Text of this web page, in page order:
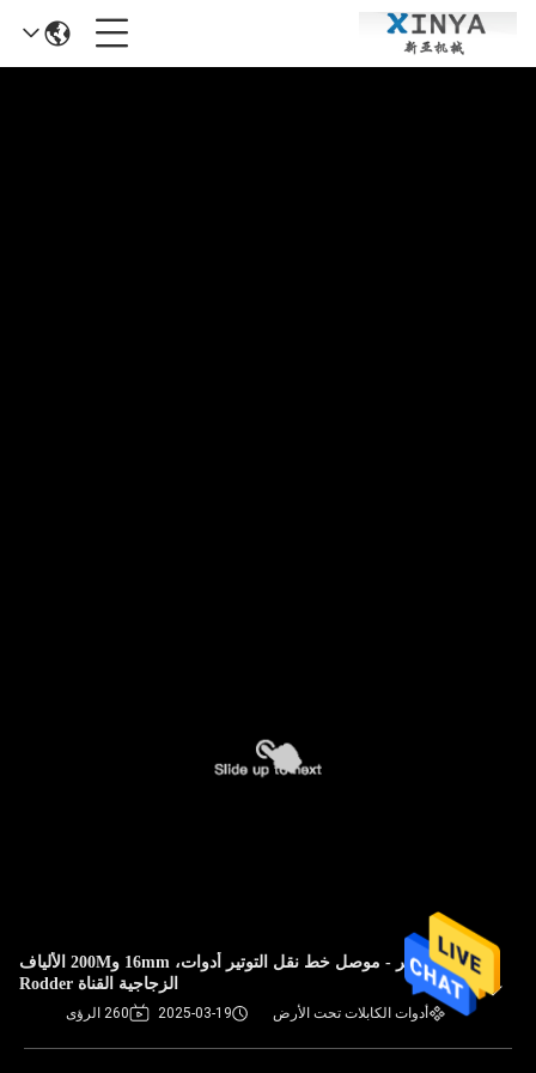
غير - موصل خط نقل التوتير أدوات، 16mm و200M الألياف
الزجاجية القناة Rodder
أدوات الكابلات تحت الأرض 2025-03-19 260 الرؤى